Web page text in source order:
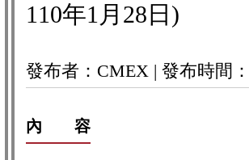
110年1月28日)
發布者：CMEX | 發布時間：
內 容